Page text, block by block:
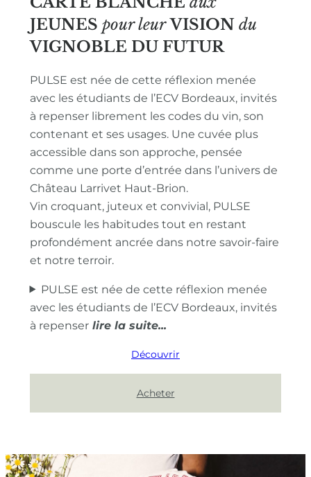
JEUNES pour leur VISION du
VIGNOBLE DU FUTUR
PULSE est née de cette réflexion menée
avec les étudiants de l’ECV Bordeaux, invités
à repenser librement les codes du vin, son
contenant et ses usages. Une cuvée plus
accessible dans son approche, pensée
comme une porte d’entrée dans l’univers de
Château Larrivet Haut-Brion.
Vin croquant, juteux et convivial, PULSE
bouscule les habitudes tout en restant
profondément ancrée dans notre savoir-faire
et notre terroir.
PULSE est née de cette réflexion menée
avec les étudiants de l’ECV Bordeaux, invités
à repenser
Découvrir
Acheter